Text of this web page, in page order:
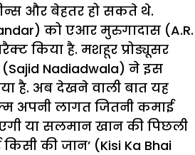
और बेहतर हो सकते थे.
को एआर मुरुगादास (A.R.
किया है. मशहूर प्रोड्यूसर
(Sajid Nadiadwala) ने इस
है. अब देखने वाली बात यह
अपनी लागत जितनी कमाई
या सलमान खान की पिछली
की जान’ (Kisi Ka Bhai